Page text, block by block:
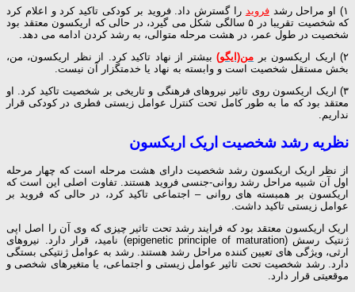
۱) او مراحل رشد فروید را گسترش داد. فروید بر کودکی تاکید کرد و اعلام کرد
که شخصیت تقریبا در ۵ سالگی شکل می گیرد، در حالی که اریکسون معتقد بود
شخصیت در طول عمر، در هشت مرحله متوالی، به رشد کردن ادامه می دهد.
۲) اریک اریکسون بر
من(ایگو)بیشتر از نهاد تاکید کرد. از نظر اریکسون، من،
بخش مستقل شخصیت است و وابسته به نهاد یا خدمتگزار آن نیست.
۳) اریک اریکسون روی تاثیر نیروهای فرهنگی و تاریخی بر شخصیت تاکید کرد. او
معتقد بود که ما به طور کامل تحت کنترل عوامل زیستی فطری در کودکی قرار
نداریم.
نظریه رشد شخصیت اریک اریکسون
از نظر اریک اریکسون رشد شخصیت دارای هشت مرحله است که چهار مرحله
اول آن شبیه مراحل رشد روانی-جنسی فروید هستند. تفاوت اصلی این است که
اریکسون بر همبسته های روانی – اجتماعی تاکید کرد، در حالی که فروید بر
عوامل زیستی تاکید داشت.
اریک اریکسون معتقد بود که فرایند رشد تحت تاثیر چیزی که وی آن را اصل اپی
ژنتیک رسش (epigenetic principle of maturation) نامید، قرار دارد. نیروهای
ارثی، ویژگی های تعیین کننده مراحل رشد هستند. رشد به عوامل ژنتیکی بستگی
دارد. رشد شخصیت تحت تاثیر عوامل زیستی و اجتماعی، یا متغیرهای شخصی و
موقعیتی قرار دارد.